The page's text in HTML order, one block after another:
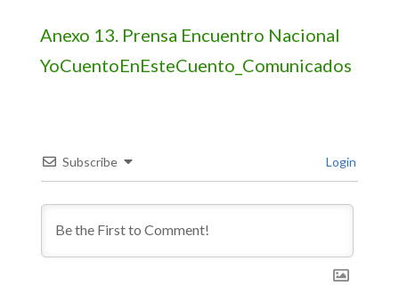
Anexo 13. Prensa Encuentro Nacional
YoCuentoEnEsteCuento_Comunicados
Subscribe Login